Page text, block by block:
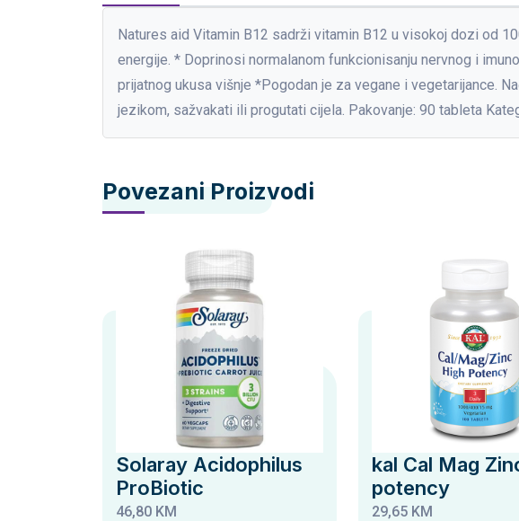
Natures aid Vitamin B12 sadrži vitamin B12 u visokoj dozi od
energije. * Doprinosi normalanom funkcionisanju nervnog i
prijatnog ukusa višnje *Pogodan je za vegane i vegetarijance.
jezikom, sažvakati ili progutati cijela. Pakovanje: 90 tableta
Povezani Proizvodi
Solaray Acidophilus
ProBiotic
46,80 KM
kal Cal Mag
potency
29,65 KM